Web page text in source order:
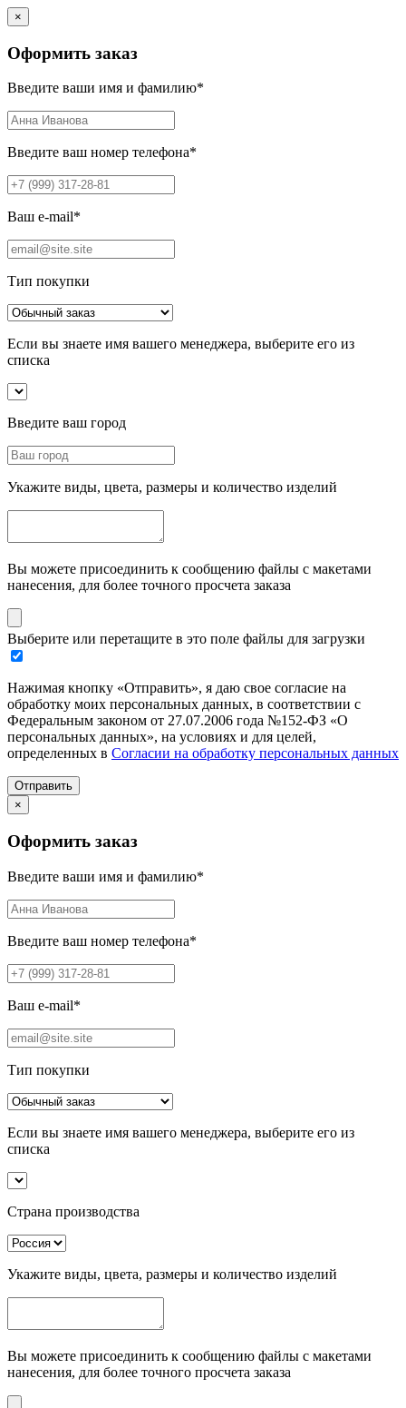
×
Оформить заказ
Введите ваши имя и фамилию*
Введите ваш номер телефона*
Ваш e-mail*
Тип покупки
Если вы знаете имя вашего менеджера, выберите его из
списка
Введите ваш город
Укажите виды, цвета, размеры и количество изделий
Вы можете присоединить к сообщению файлы с макетами
нанесения, для более точного просчета заказа
Выберите или перетащите в это поле файлы для загрузки
Нажимая кнопку «Отправить», я даю свое согласие на
обработку моих персональных данных, в соответствии с
Федеральным законом от 27.07.2006 года №152-ФЗ «О
персональных данных», на условиях и для целей,
определенных в Согласии на обработку персональных данных
Отправить
×
Оформить заказ
Введите ваши имя и фамилию*
Введите ваш номер телефона*
Ваш e-mail*
Тип покупки
Если вы знаете имя вашего менеджера, выберите его из
списка
Страна производства
Укажите виды, цвета, размеры и количество изделий
Вы можете присоединить к сообщению файлы с макетами
нанесения, для более точного просчета заказа